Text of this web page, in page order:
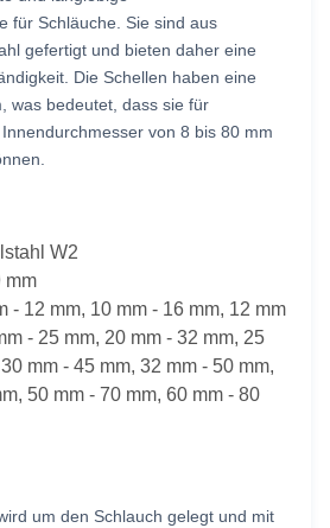
für Schläuche. Sie sind aus
gefertigt und bieten daher eine
Die Schellen haben eine
was bedeutet, dass sie für
von 8 bis 80 mm
W2
mm
- 12 mm, 10 mm - 16 mm, 12 mm
- 25 mm, 20 mm - 32 mm, 25
mm - 45 mm, 32 mm - 50 mm,
50 mm - 70 mm, 60 mm - 80
um den Schlauch gelegt und mit